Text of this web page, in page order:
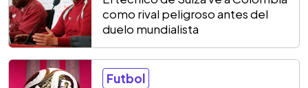
como rival peligroso antes del
duelo mundialista
Futbol